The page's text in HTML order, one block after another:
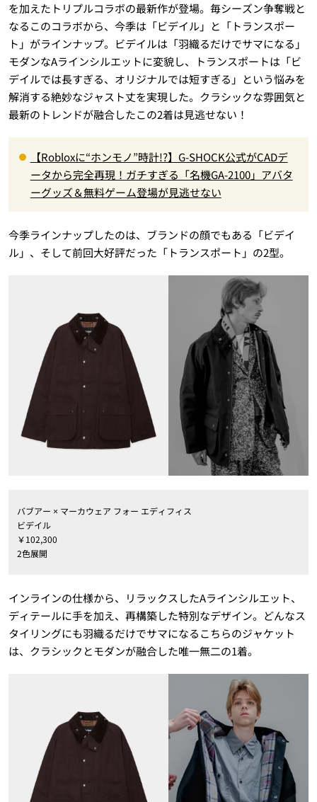
を加えたトリプルコラボの最新作が登場。毎シーズン争奪戦と
なるこのコラボから、今季は「ビデイル」と「トランスポー
ト」がラインナップ。ビデイルは「羽織るだけでサマになる」
モダンなAラインシルエットに変貌し、トランスポートは「ビ
デイルでは長すぎる、オリジナルでは短すぎる」という悩みを
解消する絶妙なジャスト丈を実現した。クラシックな雰囲気と
最新のトレンドが融合したこの2着は見逃せない！
【Robloxに“ホンモノ”時計!?】G-SHOCK公式がCADデ
ータから完全再現！ガチすぎる「名機GA-2100」アバタ
ーグッズ＆無料ゲーム登場が見逃せない
今季ラインナップしたのは、ブランドの顔でもある「ビデイ
ル」、そして前回大好評だった「トランスポート」の2型。
バブアー × マーカウェア フォー エディフィス
ビデイル
￥102,300
2色展開
インラインの仕様から、リラックスしたAラインシルエット、
ディテールに手を加え、再構築した特別なデザイン。どんなス
タイリングにも羽織るだけでサマになるこちらのジャケット
は、クラシックとモダンが融合した唯一無二の1着。